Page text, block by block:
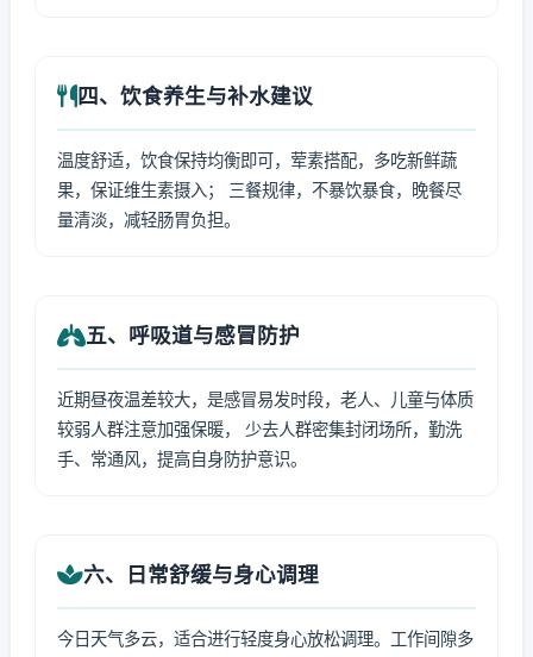
四、饮食养生与补水建议
温度舒适，饮食保持均衡即可，荤素搭配，多吃新鲜蔬
果，保证维生素摄入； 三餐规律，不暴饮暴食，晚餐尽
量清淡，减轻肠胃负担。
五、呼吸道与感冒防护
近期昼夜温差较大，是感冒易发时段，老人、儿童与体质
较弱人群注意加强保暖， 少去人群密集封闭场所，勤洗
手、常通风，提高自身防护意识。
六、日常舒缓与身心调理
今日天气多云，适合进行轻度身心放松调理。工作间隙多